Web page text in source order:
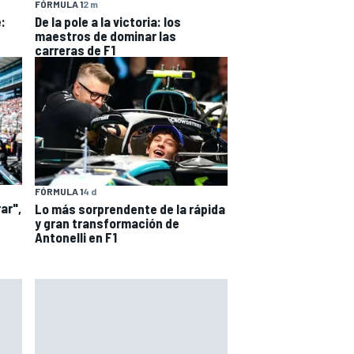
FÓRMULA 12 m
De la pole a la victoria: los
maestros de dominar las
carreras de F1
FÓRMULA 14 d
Lo más sorprendente de la rápida
y gran transformación de
Antonelli en F1